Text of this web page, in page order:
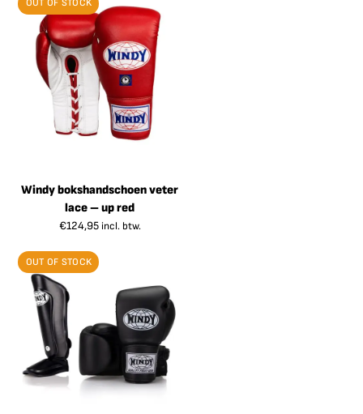
OUT OF STOCK
Windy bokshandschoen veter
lace – up red
€124,95 incl. btw.
OUT OF STOCK